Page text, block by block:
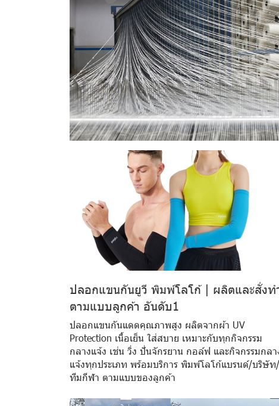
ปลอกแขนกันยูวี พิมพ์โลโก้ | ผลิตและสั่งท
ตามแบบลูกค้า อันดับ1
ปลอกแขนกันแดดคุณภาพสูง ผลิตจากผ้า UV
Protection เนื้อเย็น ใส่สบาย เหมาะกับทุกกิจกรรม
กลางแจ้ง เช่น วิ่ง ปั่นจักรยาน กอล์ฟ และกิจกรรมกลา
แจ้งทุกประเภท พร้อมบริการ พิมพ์โลโก้แบรนด์/บริษัท/
ทีมกีฬา ตามแบบของลูกค้า